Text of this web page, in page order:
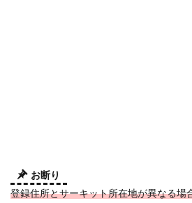
お断り
登録住所とサーキット所在地が異なる場